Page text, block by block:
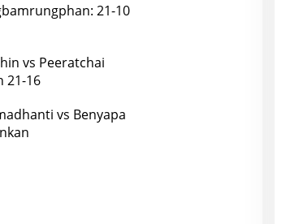
21-10
vs Peeratchai
21-16
vs Benyapa